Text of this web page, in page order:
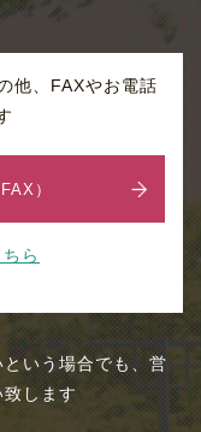
他、FAXやお電話
）
ら
いう場合でも、営
致します